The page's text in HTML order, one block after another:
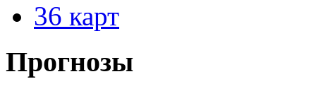
36 карт
Прогнозы